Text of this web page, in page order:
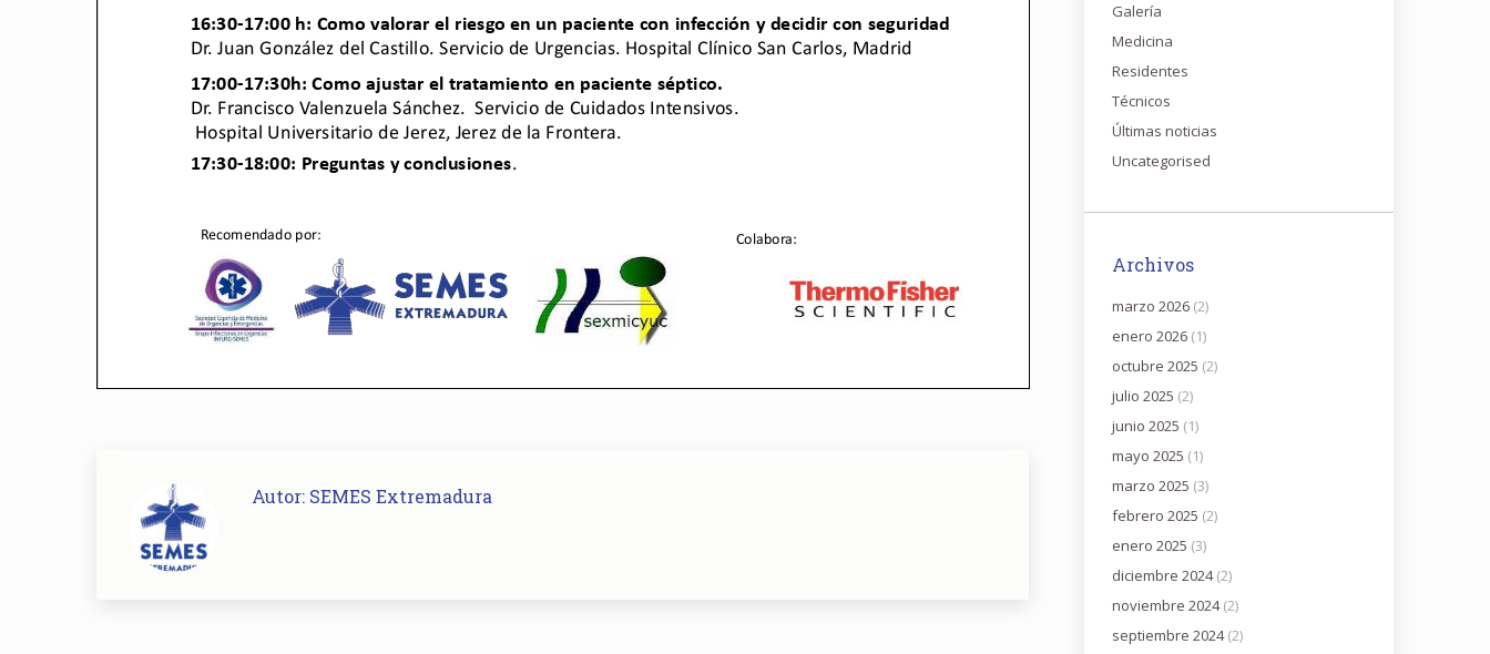
Autor: SEMES Extremadura
Galería
Medicina
Residentes
Técnicos
Últimas noticias
Uncategorised
Archivos
marzo 2026(2)
enero 2026(1)
octubre 2025 (2)
julio 2025 (2)
junio 2025 (1)
mayo 2025 (1)
marzo 2025 (3)
febrero 2025 (2)
enero 2025 (3)
diciembre 2024(2)
noviembre 2024(2)
septiembre 2024(2)